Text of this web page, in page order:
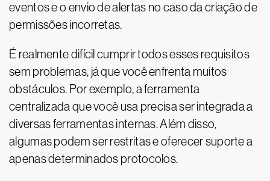
eventos e o envio de alertas no caso da criação de
permissões incorretas.
É realmente difícil cumprir todos esses requisitos
sem problemas, já que você enfrenta muitos
obstáculos. Por exemplo, a ferramenta
centralizada que você usa precisa ser integrada a
diversas ferramentas internas. Além disso,
algumas podem ser restritas e oferecer suporte a
apenas determinados protocolos.